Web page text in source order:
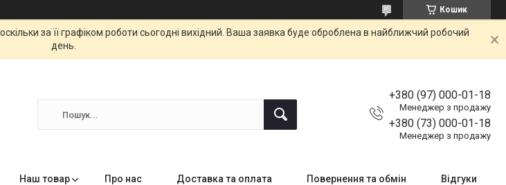
Кошик
за її графіком роботи сьогодні вихідний. Ваша заявка буде оброблена в найближчий робочий
день.
+380 (97) 000-01-18
Менеджер з продажу
+380 (73) 000-01-18
Менеджер з продажу
Наш товар Про нас Доставка та оплата Повернення та обмін Відгуки